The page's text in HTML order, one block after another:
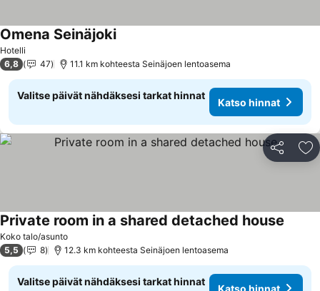
Hotelli
Omena Seinäjoki
6,8 47 11.1 km kohteesta Seinäjoen lentoasema
Valitse päivät nähdäksesi tarkat hinnat
Katso hinnat
Jaa
Koko talo/asunto
Private room in a shared detached house
5,5 8 12.3 km kohteesta Seinäjoen lentoasema
Valitse päivät nähdäksesi tarkat hinnat
Katso hinnat